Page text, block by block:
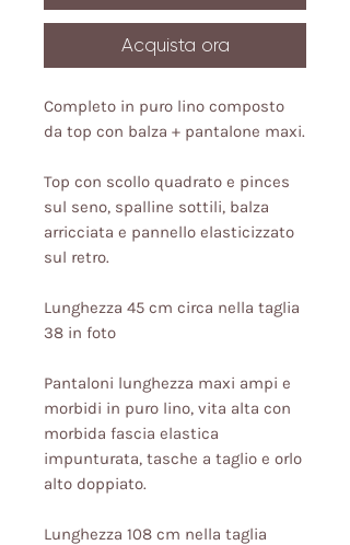
Acquista ora
Completo in puro lino composto
da top con balza + pantalone maxi.
Top con scollo quadrato e pinces
sul seno, spalline sottili, balza
arricciata e pannello elasticizzato
sul retro.
Lunghezza 45 cm circa nella taglia
38 in foto
Pantaloni lunghezza maxi ampi e
morbidi in puro lino, vita alta con
morbida fascia elastica
impunturata, tasche a taglio e orlo
alto doppiato.
Lunghezza 108 cm nella taglia